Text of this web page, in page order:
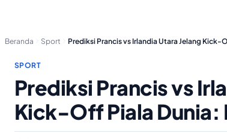
Beranda Sport Prediksi Prancis vs Irlandia Utara Jelang Kick-
SPORT
Prediksi Prancis vs
Kick-Off Piala Dunia: